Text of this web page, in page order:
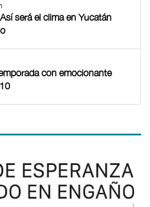
será el clima en Yucatán
con emocionante